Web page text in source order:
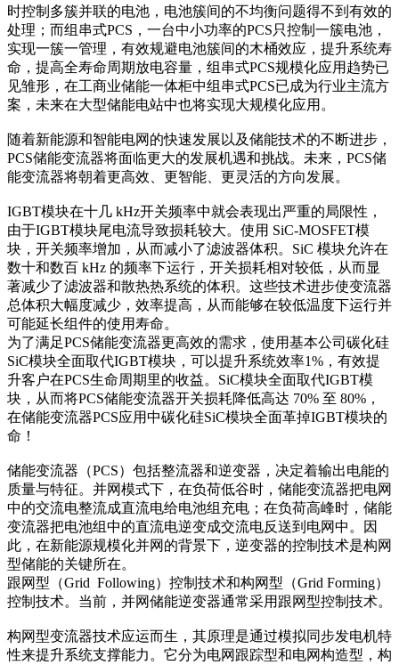
时控制多簇并联的电池，电池簇间的不均衡问题得不到有效的
处理；而组串式PCS，一台中小功率的PCS只控制一簇电池，
实现一簇一管理，有效规避电池簇间的木桶效应，提升系统寿
命，提高全寿命周期放电容量，组串式PCS规模化应用趋势已
见雏形，在工商业储能一体柜中组串式PCS已成为行业主流方
案，未来在大型储能电站中也将实现大规模化应用。
随着新能源和智能电网的快速发展以及储能技术的不断进步，
PCS储能变流器将面临更大的发展机遇和挑战。未来，PCS储
能变流器将朝着更高效、更智能、更灵活的方向发展。
IGBT模块在十几 kHz开关频率中就会表现出严重的局限性，
由于IGBT模块尾电流导致损耗较大。使用 SiC-MOSFET模
块，开关频率增加，从而减小了滤波器体积。SiC 模块允许在
数十和数百 kHz 的频率下运行，开关损耗相对较低，从而显
著减少了滤波器和散热热系统的体积。这些技术进步使变流器
总体积大幅度减少，效率提高，从而能够在较低温度下运行并
可能延长组件的使用寿命。
为了满足PCS储能变流器更高效的需求，使用基本公司碳化硅
SiC模块全面取代IGBT模块，可以提升系统效率1%，有效提
升客户在PCS生命周期里的收益。SiC模块全面取代IGBT模
块，从而将PCS储能变流器开关损耗降低高达 70% 至 80%，
在储能变流器PCS应用中碳化硅SiC模块全面革掉IGBT模块的
命！
储能变流器（PCS）包括整流器和逆变器，决定着输出电能的
质量与特征。并网模式下，在负荷低谷时，储能变流器把电网
中的交流电整流成直流电给电池组充电；在负荷高峰时，储能
变流器把电池组中的直流电逆变成交流电反送到电网中。因
此，在新能源规模化并网的背景下，逆变器的控制技术是构网
型储能的关键所在。
跟网型（Grid Following）控制技术和构网型（Grid Forming）
控制技术。当前，并网储能逆变器通常采用跟网型控制技术。
构网型变流器技术应运而生，其原理是通过模拟同步发电机特
性来提升系统支撑能力。它分为电网跟踪型和电网构造型，构